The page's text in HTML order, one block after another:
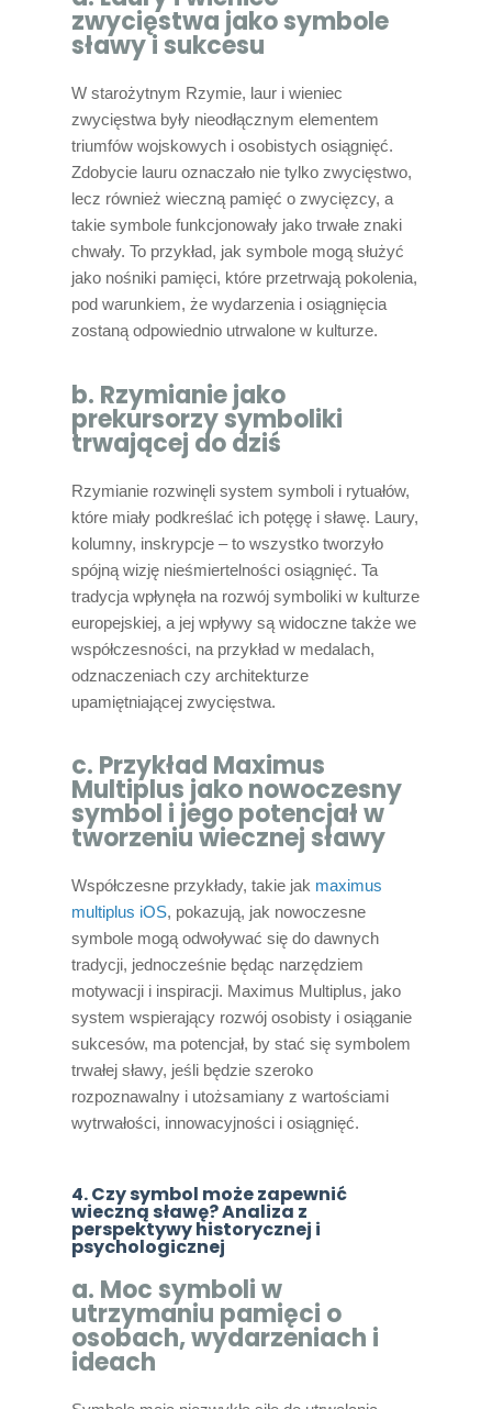
zwycięstwa jako symbole
sławy i sukcesu
W starożytnym Rzymie, laur i wieniec
zwycięstwa były nieodłącznym elementem
triumfów wojskowych i osobistych osiągnięć.
Zdobycie lauru oznaczało nie tylko zwycięstwo,
lecz również wieczną pamięć o zwycięzcy, a
takie symbole funkcjonowały jako trwałe znaki
chwały. To przykład, jak symbole mogą służyć
jako nośniki pamięci, które przetrwają pokolenia,
pod warunkiem, że wydarzenia i osiągnięcia
zostaną odpowiednio utrwalone w kulturze.
b. Rzymianie jako
prekursorzy symboliki
trwającej do dziś
Rzymianie rozwinęli system symboli i rytuałów,
które miały podkreślać ich potęgę i sławę. Laury,
kolumny, inskrypcje – to wszystko tworzyło
spójną wizję nieśmiertelności osiągnięć. Ta
tradycja wpłynęła na rozwój symboliki w kulturze
europejskiej, a jej wpływy są widoczne także we
współczesności, na przykład w medalach,
odznaczeniach czy architekturze
upamiętniającej zwycięstwa.
c. Przykład Maximus
Multiplus jako nowoczesny
symbol i jego potencjał w
tworzeniu wiecznej sławy
Współczesne przykłady, takie jak maximus
multiplus iOS, pokazują, jak nowoczesne
symbole mogą odwoływać się do dawnych
tradycji, jednocześnie będąc narzędziem
motywacji i inspiracji. Maximus Multiplus, jako
system wspierający rozwój osobisty i osiąganie
sukcesów, ma potencjał, by stać się symbolem
trwałej sławy, jeśli będzie szeroko
rozpoznawalny i utożsamiany z wartościami
wytrwałości, innowacyjności i osiągnięć.
4. Czy symbol może zapewnić
wieczną sławę? Analiza z
perspektywy historycznej i
psychologicznej
a. Moc symboli w
utrzymaniu pamięci o
osobach, wydarzeniach i
ideach